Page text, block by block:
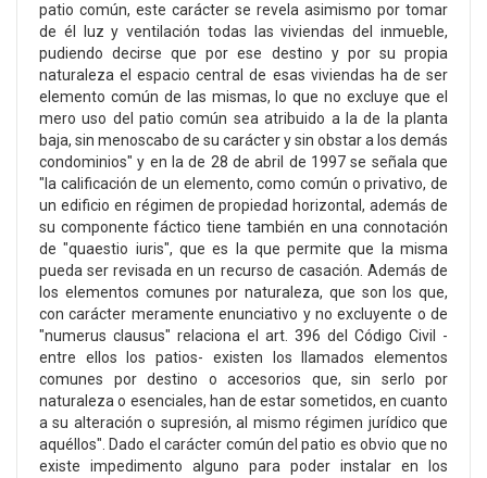
patio común, este carácter se revela asimismo por tomar
de él luz y ventilación todas las viviendas del inmueble,
pudiendo decirse que por ese destino y por su propia
naturaleza el espacio central de esas viviendas ha de ser
elemento común de las mismas, lo que no excluye que el
mero uso del patio común sea atribuido a la de la planta
baja, sin menoscabo de su carácter y sin obstar a los demás
condominios" y en la de 28 de abril de 1997 se señala que
"la calificación de un elemento, como común o privativo, de
un edificio en régimen de propiedad horizontal, además de
su componente fáctico tiene también en una connotación
de "quaestio iuris", que es la que permite que la misma
pueda ser revisada en un recurso de casación. Además de
los elementos comunes por naturaleza, que son los que,
con carácter meramente enunciativo y no excluyente o de
"numerus clausus" relaciona el art. 396 del Código Civil -
entre ellos los patios- existen los llamados elementos
comunes por destino o accesorios que, sin serlo por
naturaleza o esenciales, han de estar sometidos, en cuanto
a su alteración o supresión, al mismo régimen jurídico que
aquéllos". Dado el carácter común del patio es obvio que no
existe impedimento alguno para poder instalar en los